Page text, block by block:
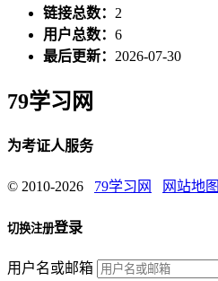
链接总数： 2
用户总数： 6
最后更新： 2026-07-30
79学习网
为考证人服务
© 2010-2026 79学习网 网站地图
切换注册登录
用户名或邮箱